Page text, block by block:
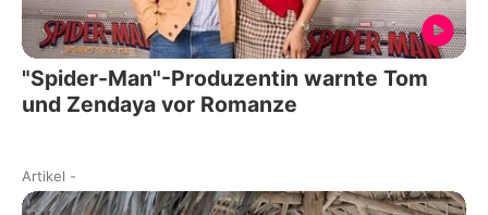
"Spider-Man"-Produzentin warnte Tom
und Zendaya vor Romanze
Artikel -